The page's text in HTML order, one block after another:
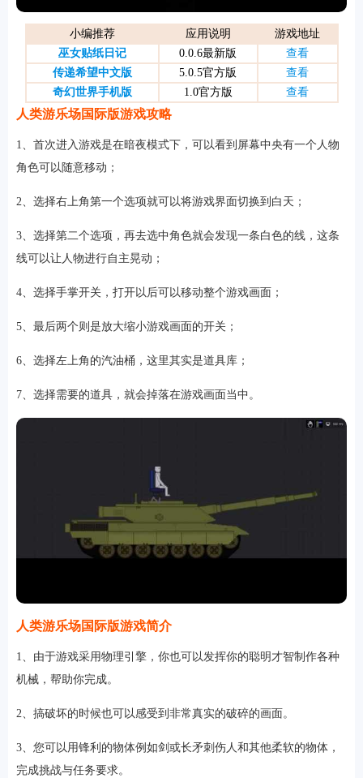
游戏
小编推荐 应用说明
游戏地址
巫女贴纸日记
0.0.6最新版
查看
传递希望中文版
5.0.5官方版
查看
奇幻世界手机版
1.0官方版 查看
人类游乐场国际版游戏攻略
1、首次进入游戏是在暗夜模式下，可以看到屏幕中央有一个人物
角色可以随意移动；
2、选择右上角第一个选项就可以将游戏界面切换到白天；
3、选择第二个选项，再去选中角色就会发现一条白色的线，这条
线可以让人物进行自主晃动；
4、选择手掌开关，打开以后可以移动整个游戏画面；
5、最后两个则是放大缩小游戏画面的开关；
6、选择左上角的汽油桶，这里其实是道具库；
7、选择需要的道具，就会掉落在游戏画面当中。
人类游乐场国际版游戏简介
1、由于游戏采用物理引擎，你也可以发挥你的聪明才智制作各种
机械，帮助你完成。
2、搞破坏的时候也可以感受到非常真实的破碎的画面。
3、您可以用锋利的物体例如剑或长矛刺伤人和其他柔软的物体，
完成挑战与任务要求。